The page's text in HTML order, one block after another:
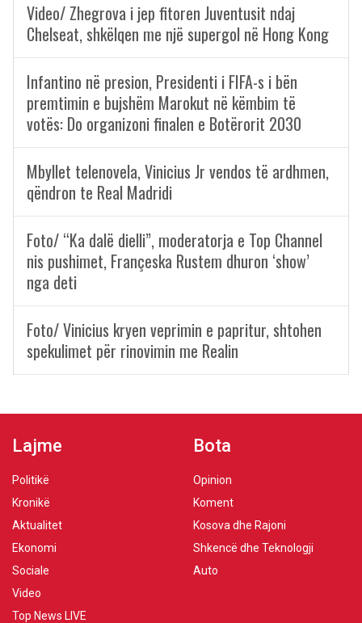
Video/ Zhegrova i jep fitoren Juventusit ndaj
Chelseat, shkëlqen me një supergol në Hong Kong
Infantino në presion, Presidenti i FIFA-s i bën
premtimin e bujshëm Marokut në këmbim të
votës: Do organizoni finalen e Botërorit 2030
Mbyllet telenovela, Vinicius Jr vendos të ardhmen,
qëndron te Real Madridi
Foto/ “Ka dalë dielli”, moderatorja e Top Channel
nis pushimet, Françeska Rustem dhuron ‘show’
nga deti
Foto/ Vinicius kryen veprimin e papritur, shtohen
spekulimet për rinovimin me Realin
Lajme
Politikë
Kronikë
Aktualitet
Ekonomi
Sociale
Video
Top News LIVE
Bota
Opinion
Koment
Kosova dhe Rajoni
Shkencë dhe Teknologji
Auto